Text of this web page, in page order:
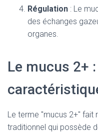
Régulation : Le
des échanges
organes.
Le mucus 2+
Le terme "mucus 2+" fait
traditionnel qui possède